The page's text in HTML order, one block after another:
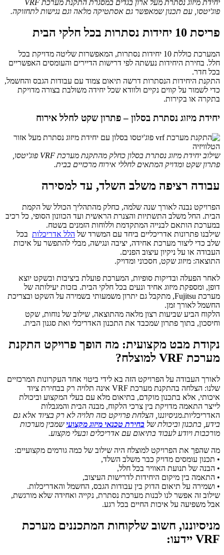
יחידת מיזוג נסתרת מעל ארון בגדים במסגרת התקנת מערכת VRF
פוג'יטסו, עם תכנון שמאפשר גם אסתטיקה מלאה וגם נגישות לתחזוקה.
פריסת 10 יחידות נסתרות בכל חלקי הבית
המערכת כוללת 10 יחידות נסתרות, המאפשרות שליטה מדויקת בכל
חלל. בחירת היחידות נעשתה לפי דרישות הדיירים והעומסים האפשריים
בכל חדר.
התקנת היחידות הנסתרות דרשה תיאום צמוד עם עבודות הגבס והחשמל,
כדי לשמור על קווים נקיים ולוודא שכל יחידה משולבת בצורה מדויקת
בתקרה או בקירות.
יחידת מיזוג נסתרת בסלון – פתרון שקט לחלל אירוח
שילוב יחידת מיזוג נסתרת בסלון כחלק מהתקנת מערכת VRF פוג'יטסו,
פתרון שקט ומדויק המתאים לחללי אירוח מרכזיים בבית.
עבודה רציפה משלב השלד, עד למסירה
הפרויקט נבנה לאורך שנה שלמה, כחלק מהתהליך הכולל של הקמת
הבית. החל משלב התשתיות והצנרת הראשית ועד הכוונון הסופי, כל רכיב
במערכת הותאם לבנייה המתקדמת וללוחות הזמנים בשטח.
שילבנו פתרונות אדריכליים ביחד עם המשרד של הלל אדריכלות בכל
שלב כדי ליצור מערכת אחידה, יציבה ונגישה, מבלי להתפשר על איכות
העבודה או על ניקיון עיצוב הפנים.
התוצאה: מיזוג שקט, חסכוני ומדויק.
לאחר הפעלה ובדיקות סופיות, המערכת פועלת ביציבות ובשקט יוצא
דופן, ומספקת מיזוג אחיד ונעים בכל חלקי הבית. בזכות יעילותה של
מערכת Fujitsu, מתקבל גם יתרון משמעותי בשמירה על השקט ובצריכת
החשמל לאורך זמן.
הלקוח הביע שביעות רצון מלאה מהתוצאה, שילוב של נוחות, שקט
וחיסכון, בתוך פתרון שמכבד את התכנון האדריכלי ואת סגנון הבית.
נקודת מבט מקצועית: מה הופך פרויקט התקנת
מערכת VRF למוצלח?
לאורך העבודה על הפרויקט הזה בא לידי ביטוי אחד העקרונות המרכזיים
שלנו: הצלחה בהתקנת מערכת VRF אינה תלויה רק בבחירת ציוד
איכותי, אלא בתכנון מוקדם, בתיאום מלא עם בעלי המקצוע וביכולת
לייצר התאמה מדויקת בין צרכי הלקוח, מבנה הבית והמגבלות
האדריכליות.מניסיוננו, הצלחת פרויקט כזה תלויה לא רק בציוד אלא גם
בידע, בתכנון וביכולת של בחירת טכנאי מיזוג מקצועי שמבין מערכות
מורכבות ויודע לעבוד בתיאום עם אדריכלים ובעלי מקצוע.
מה שהפך את הפרויקט למוצלח היה שילוב של כמה גורמים מקצועיים:
• תכנון עומסים מדויק כבר משלב השלד,
• הבנה של תנועת האוויר בכל חלל,
• התאמה בין מיקום היחידות לדרישות העיצוב,
• ושמירה על תיאום הדוק בין עבודות הגבס, החשמל והאדריכלות.
שילוב זה אפשר לנו לבנות מערכת נסתרת, נקייה ואחידה שלא מורגשת,
אבל משפיעה על איכות החיים בכל רגע.
מניסיוננו, חשוב שלקוחות המתכננים מערכת
VRF יידעו: